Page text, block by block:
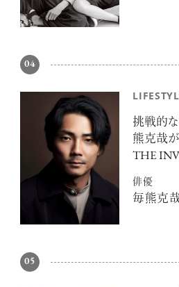
04
挑戦的
熊克哉
THE
俳優
毎熊克
05